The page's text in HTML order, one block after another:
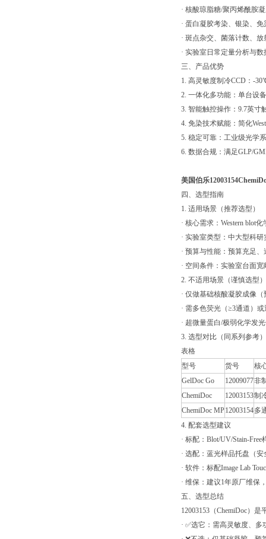
· 核酸琼脂糖/聚丙烯酰胺
· 蛋白凝胶考染、银染、免
· 斑点杂交、菌落计数、放
· 实验室日常定量分析与数
三、产品优势
1. 高灵敏度制冷CCD：-
2. 一体化多功能：单台设
3. 智能触控操作：9.7英寸
4. 免染技术赋能：简化
5. 稳定可靠：工业级光学
6. 数据合规：满足GLP/
美国伯乐
四、选型指南
1. 适用场景（推荐选型）
· 核心需求：Western blot
· 实验室类型：中大型科
· 预算与性能：预算充足
· 空间条件：实验室台面
2. 不适用场景（谨慎选型）
· 仅做基础核酸凝胶成像（
· 需多色荧光（≥3通道）
· 超微量蛋白/极弱化学发
3. 选型对比（同系列参考）
表格
型号
货号
核
GelDoc Go
12009077非
ChemiDoc
12003153制
ChemiDoc MP12003154多
4. 配套选型建议
· 标配：Blot/UV/Stain-
· 选配：蓝光样品托盘（
· 软件：标配Image Lab
· 维保：建议1年原厂维保
五、选型总结
12003153（ChemiDoc）
· ✅选它：需高灵敏度、